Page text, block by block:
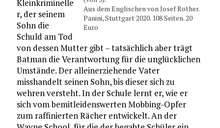
Aus dem Englischen von Josef Rother.
Panini, Stuttgart 2020. 108 Seiten. 20
Euro
Kleinkriminelle
r, der seinem
Sohn die
Schuld am Tod
von dessen Mutter gibt – tatsächlich aber trägt
Batman die Verantwortung für die unglücklichen
Umstände. Der alleinerziehende Vater
misshandelt seinen Sohn, bis dieser sich zu
wehren versteht. In der Schule lernt er, wie er
sich vom bemitleidenswerten Mobbing-Opfer
zum raffinierten Rächer entwickelt. An der